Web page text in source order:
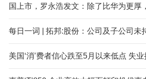
国上市，罗永浩发文：除了比华为更厚
每日一词 | 拓邦:股份：公司及子公司未
美国‘消’费者信心跌至5月以来低点 失业